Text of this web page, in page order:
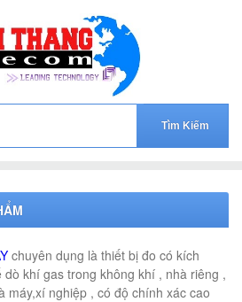
chuyên dụng là thiết bị đo có kích
khí gas trong không khí , nhà riêng ,
máy,xí nghiệp , có độ chính xác cao